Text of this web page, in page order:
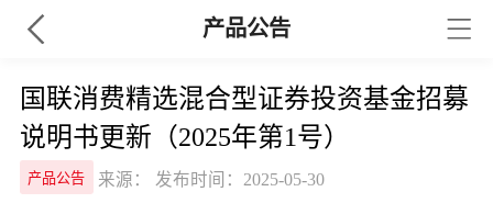
产品公告
国联消费精选混合型证券投资基金招募
说明书更新（2025年第1号）
产品公告 来源： 发布时间：2025-05-30